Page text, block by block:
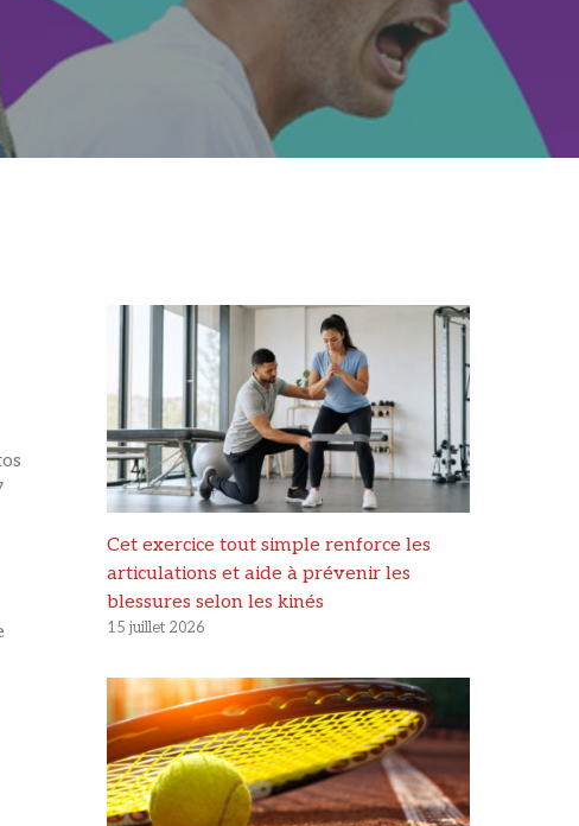
Cet exercice tout simple renforce les
articulations et aide à prévenir les
blessures selon les kinés
15 juillet 2026